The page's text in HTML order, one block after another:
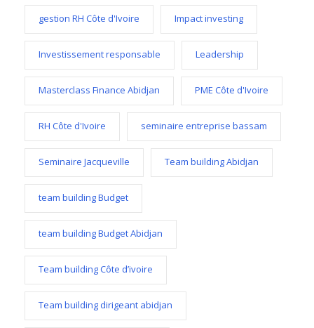
gestion RH Côte d'Ivoire Impact investing
Investissement responsable Leadership
Masterclass Finance Abidjan PME Côte d'Ivoire
RH Côte d'Ivoire seminaire entreprise bassam
Seminaire Jacqueville Team building Abidjan
team building Budget
team building Budget Abidjan
Team building Côte d’ivoire
Team building dirigeant abidjan